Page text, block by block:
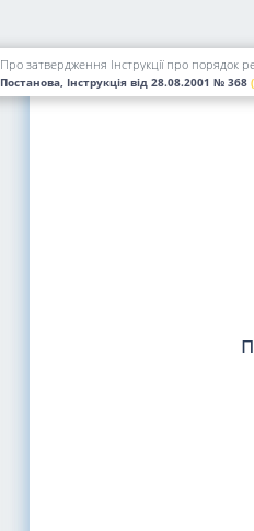
Про затвердження Інструкції про порядок
Постанова, Інструкція від 28.08.2001 № 368